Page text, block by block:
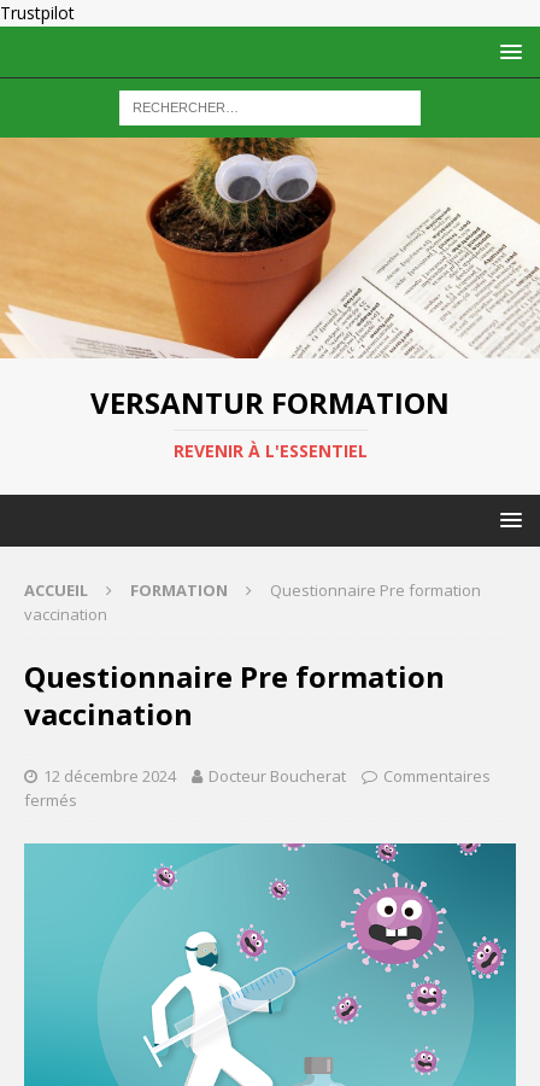
Trustpilot
VERSANTUR FORMATION
REVENIR À L'ESSENTIEL
ACCUEIL FORMATION
Questionnaire Pre formation
vaccination
Questionnaire Pre formation
vaccination
12 décembre 2024 Docteur Boucherat
Commentaires
fermés